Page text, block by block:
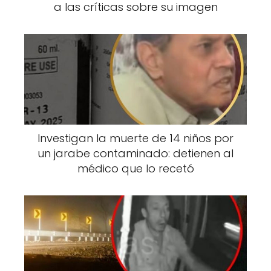
La historia comienza cuando Lena, una mujer
condiciones inusuales, logra escapar junto a
dos niños. Sin embargo, su regreso a la
libertad no marca el final del calvario, ya que
aún deben enfrentarse a las secuelas
a las críticas sobre su imagen
Investigan la muerte de 14 niños por
un jarabe contaminado: detienen al
médico que lo recetó